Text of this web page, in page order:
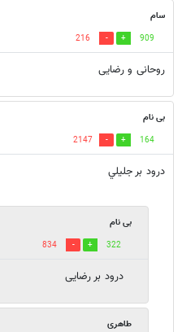
سام
909
216
روحانی و رضایی
بی نام
164
2147
درود بر جليلي
بی نام
322
834
درود بر رضایی
طاهری